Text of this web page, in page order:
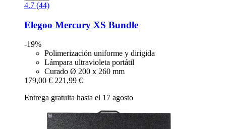
4.7 (44)
Elegoo Mercury XS Bundle
-19%
Polimerización uniforme y dirigida
Lámpara ultravioleta portátil
Curado Ø 200 x 260 mm
179,00 € 221,99 €
Entrega gratuita hasta el 17 agosto